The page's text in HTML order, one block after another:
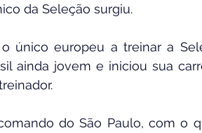
da Seleção surgiu.
único europeu a treinar a
ainda jovem e iniciou sua
do São Paulo, com o